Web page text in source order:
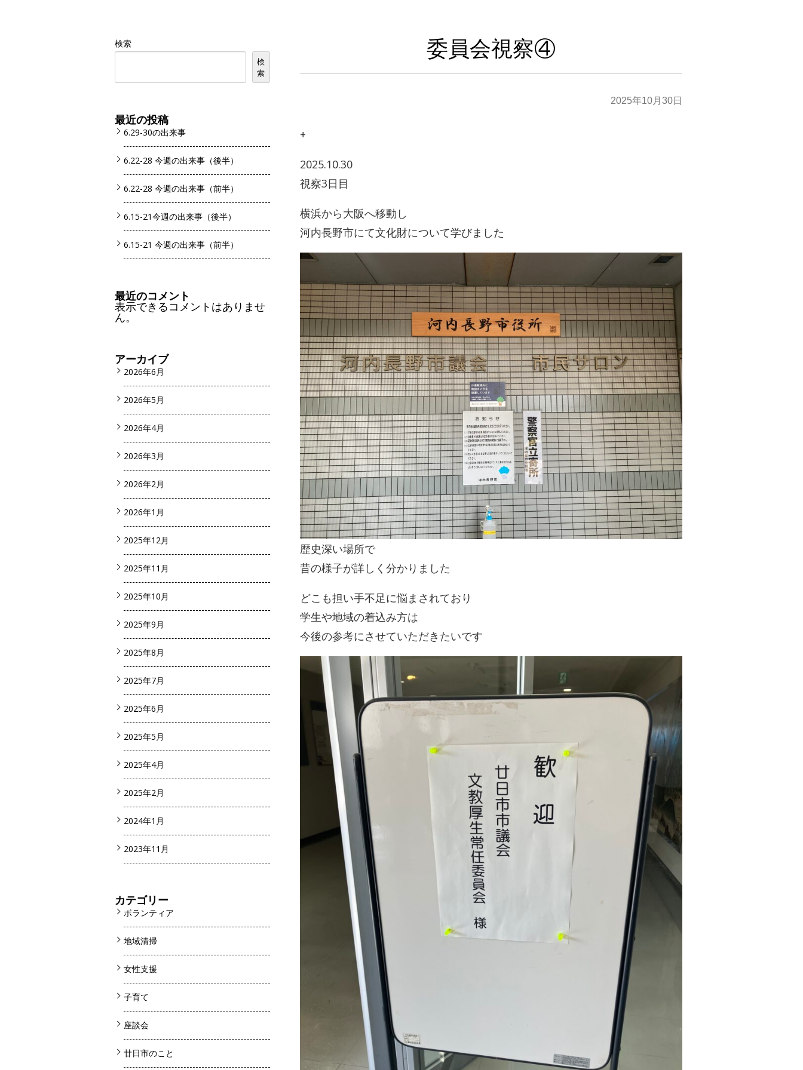
委員会視察④
2025年10月30日
+
2025.10.30
視察3日目
横浜から大阪へ移動し
河内長野市にて文化財について学びました
歴史深い場所で
昔の様子が詳しく分かりました
どこも担い手不足に悩まされており
学生や地域の着込み方は
今後の参考にさせていただきたいです
検索
検
索
最近の投稿
6.29-30の出来事
6.22-28 今週の出来事（後半）
6.22-28 今週の出来事（前半）
6.15-21今週の出来事（後半）
6.15-21 今週の出来事（前半）
最近のコメント
表示できるコメントはありませ
ん。
アーカイブ
2026年6月
2026年5月
2026年4月
2026年3月
2026年2月
2026年1月
2025年12月
2025年11月
2025年10月
2025年9月
2025年8月
2025年7月
2025年6月
2025年5月
2025年4月
2025年2月
2024年1月
2023年11月
カテゴリー
ボランティア
地域清掃
女性支援
子育て
座談会
廿日市のこと